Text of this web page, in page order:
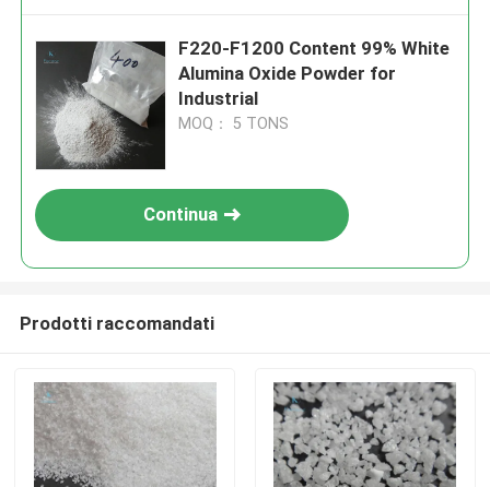
F220-F1200 Content 99% White
Alumina Oxide Powder for
Industrial
MOQ： 5 TONS
Continua
Prodotti raccomandati